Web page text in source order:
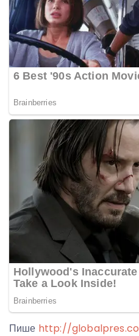
Пише http://globalpres.co